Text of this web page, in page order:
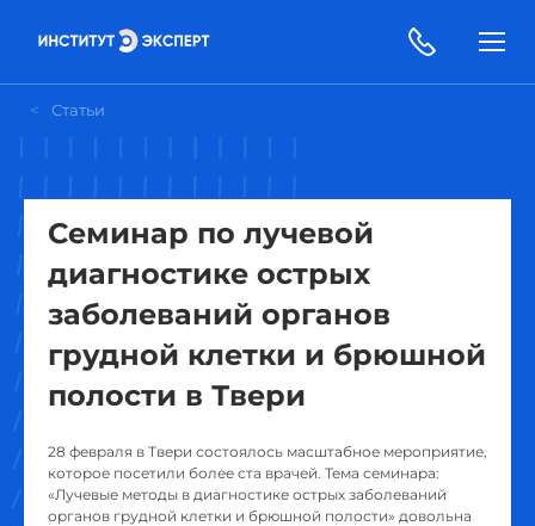
Статьи
Семинар по лучевой
диагностике острых
заболеваний органов
грудной клетки и брюшной
полости в Твери
28 февраля в Твери состоялось масштабное мероприятие,
которое посетили более ста врачей. Тема семинара:
«Лучевые методы в диагностике острых заболеваний
органов грудной клетки и брюшной полости» довольна